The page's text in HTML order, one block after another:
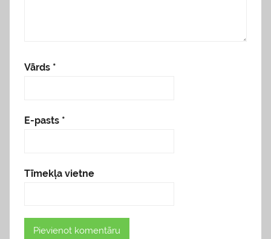
Vārds *
E-pasts *
Tīmekļa vietne